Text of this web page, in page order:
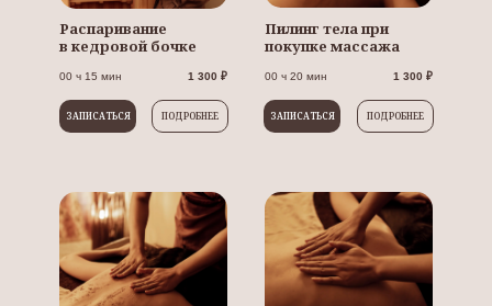
Распаривание
в кедровой бочке
00 ч 15 мин 1 300 ₽
Пилинг тела при
покупке массажа
00 ч 20 мин 1 300 ₽
ЗАПИСАТЬСЯ ЗАПИСАТЬСЯ
ПОДРОБНЕЕ ПОДРОБНЕЕ